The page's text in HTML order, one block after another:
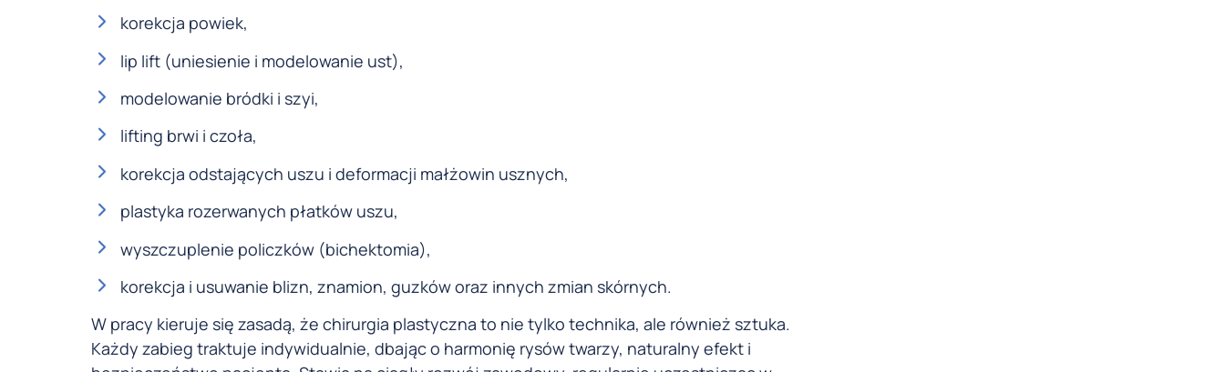
korekcja powiek,
lip lift (uniesienie i modelowanie ust),
modelowanie bródki i szyi,
lifting brwi i czoła,
korekcja odstających uszu i deformacji małżowin usznych,
plastyka rozerwanych płatków uszu,
wyszczuplenie policzków (bichektomia),
korekcja i usuwanie blizn, znamion, guzków oraz innych zmian skórnych.
W pracy kieruje się zasadą, że chirurgia plastyczna to nie tylko technika, ale również sztuka.
Każdy zabieg traktuje indywidualnie, dbając o harmonię rysów twarzy, naturalny efekt i